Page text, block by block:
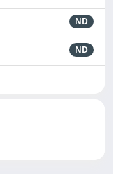
ND
ND